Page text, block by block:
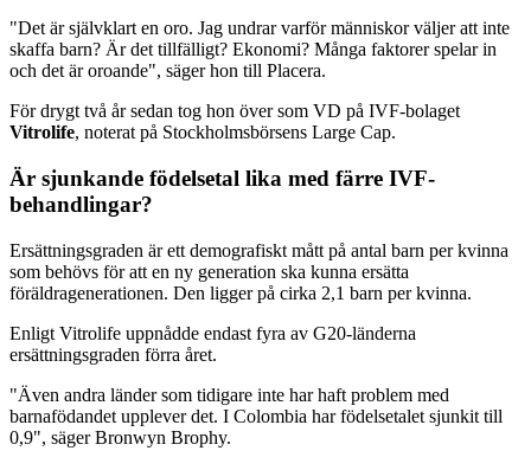
"Det är självklart en oro. Jag undrar varför människor väljer att inte
skaffa barn? Är det tillfälligt? Ekonomi? Många faktorer spelar in
och det är oroande", säger hon till Placera.
För drygt två år sedan tog hon över som VD på IVF-bolaget
Vitrolife, noterat på Stockholmsbörsens Large Cap.
Är sjunkande födelsetal lika med färre IVF-
behandlingar?
Ersättningsgraden är ett demografiskt mått på antal barn per kvinna
som behövs för att en ny generation ska kunna ersätta
föräldragenerationen. Den ligger på cirka 2,1 barn per kvinna.
Enligt Vitrolife uppnådde endast fyra av G20-länderna
ersättningsgraden förra året.
"Även andra länder som tidigare inte har haft problem med
barnafödandet upplever det. I Colombia har födelsetalet sjunkit till
0,9", säger Bronwyn Brophy.